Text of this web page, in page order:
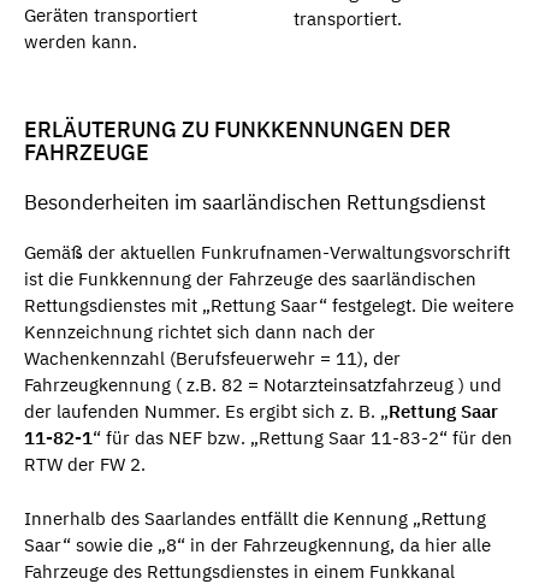
Geräten transportiert
werden kann.
transportiert.
ERLÄUTERUNG ZU FUNKKENNUNGEN DER
FAHRZEUGE
Besonderheiten im saarländischen Rettungsdienst
Gemäß der aktuellen Funkrufnamen-Verwaltungsvorschrift
ist die Funkkennung der Fahrzeuge des saarländischen
Rettungsdienstes mit „Rettung Saar“ festgelegt. Die weitere
Kennzeichnung richtet sich dann nach der
Wachenkennzahl (Berufsfeuerwehr = 11), der
Fahrzeugkennung ( z.B. 82 = Notarzteinsatzfahrzeug ) und
der laufenden Nummer. Es ergibt sich z. B. „Rettung Saar
11-82-1“ für das NEF bzw. „Rettung Saar 11-83-2“ für den
RTW der FW 2.
Innerhalb des Saarlandes entfällt die Kennung „Rettung
Saar“ sowie die „8“ in der Fahrzeugkennung, da hier alle
Fahrzeuge des Rettungsdienstes in einem Funkkanal